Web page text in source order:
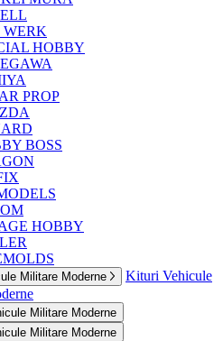
WERK
HOBBY
PROP
BOSS
HOBBY
Militare Moderne
Kituri Vehicule
Militare Moderne
Militare Moderne